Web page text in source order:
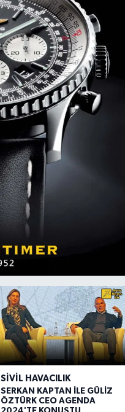
SIVIL HAVACILIK
SERKAN KAPTAN İLE GÜLİZ
ÖZTÜRK CEO AGENDA